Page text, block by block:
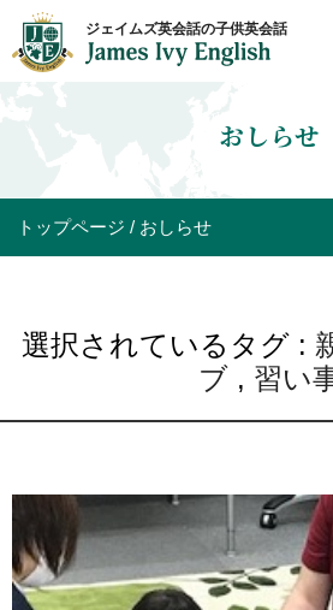
おしらせ
トップページ おしらせ
選択されているタグ :
ブ, 習い